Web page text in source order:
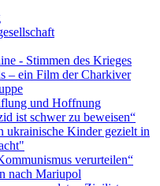
- Stimmen des Krieges
– ein Film der Charkiver
und Hoffnung
ist schwer zu beweisen“
ukrainische Kinder gezielt in
verurteilen“
nach Mariupol